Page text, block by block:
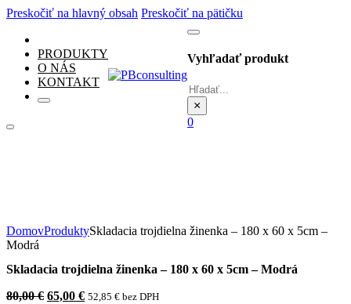
Preskočiť na hlavný obsah Preskočiť na pätičku
PRODUKTY
O NÁS
KONTAKT
Vyhľadať produkt
Hľadať
×
0
DomovProduktySkladacia trojdielna žinenka – 180 x 60 x 5cm –
Modrá
Skladacia trojdielna žinenka – 180 x 60 x 5cm – Modrá
80,00€ Pôvodná
65,00 €Aktuálna
52,85 € bez DPH